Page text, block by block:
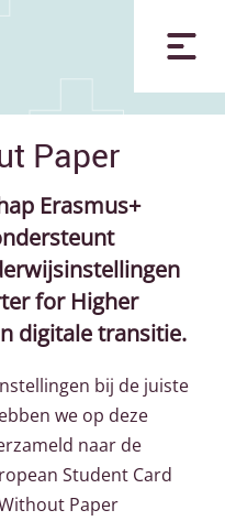
Paper
Erasmus+
for Higher
digitale transitie.
bij de juiste
we op deze
naar de
Student Card
Paper